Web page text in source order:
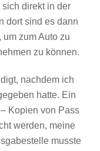
direkt in der
dort sind es dann
zum Auto zu
zu können.
nachdem ich
hatte. Ein
Kopien von Pass
werden, meine
musste